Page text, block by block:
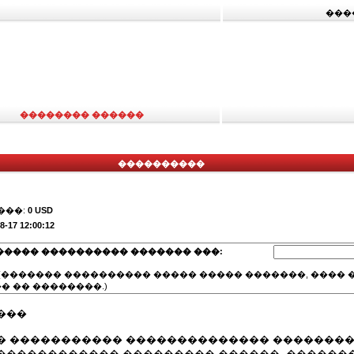
�������� ������
����������
0 USD
17 12:00:12
���������� ������� ���:
���������� ����� ����� �������, ����
�� ��������.)
����������� ��������������